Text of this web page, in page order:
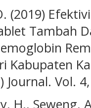
(2019)
Tambah
Kabupaten
Journal. Vol.
H., Seweng,